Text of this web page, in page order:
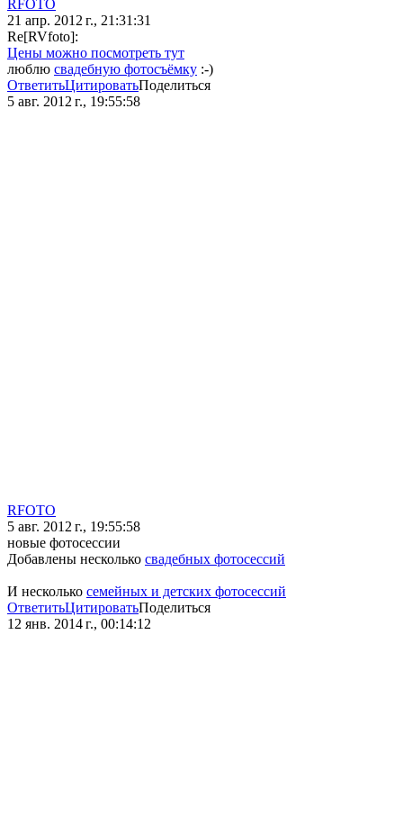
RFOTO
21 апр. 2012 г., 21:31:31
Re[RVfoto]:
Цены можно посмотреть тут
люблю свадебную фотосъёмку :-)
ОтветитьЦитироватьПоделиться
5 авг. 2012 г., 19:55:58
RFOTO
5 авг. 2012 г., 19:55:58
новые фотосессии
Добавлены несколько свадебных фотосессий
И несколько семейных и детских фотосессий
ОтветитьЦитироватьПоделиться
12 янв. 2014 г., 00:14:12